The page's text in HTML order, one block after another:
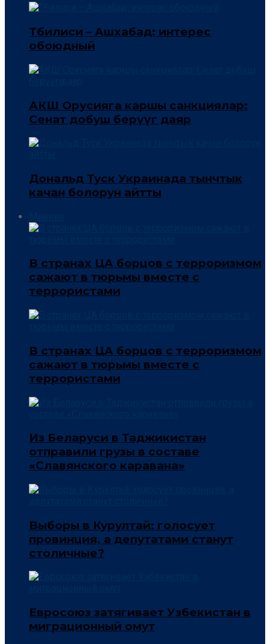
Тбилиси – Ашхабад: интерес
обоюдный
АКШ Орусияга каршы санкциялар:
Сенат добуш берүүгө даяр
Дональд Туск Украинада тынчтык
качан болорун айтты
В странах ЦА борцов с терроризмом
сажают в тюрьмы вместе с
террористами
В странах ЦА борцов с терроризмом
сажают в тюрьмы вместе с
террористами
Из Беларуси в Таджикистан
отправили грузы в составе
«Славянского каравана»
Выборы в Курултай: голосует
провинция, а депутатами станут
столичные?
Евросоюз затягивает Узбекистан в
миграционный омут